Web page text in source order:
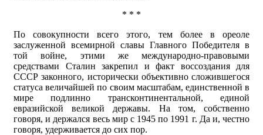
* * *
По совокупности всего этого, тем более в ореоле
заслуженной всемирной славы Главного Победителя в
той войне, этими же международно-правовыми
средствами Сталин закрепил и факт воссоздания для
СССР законного, исторически объективно сложившегося
статуса величайшей по своим масштабам, единственной в
мире подлинно трансконтинентальной, единой
евразийской великой державы. На том, собственно
говоря, и держался весь мир с 1945 по 1991 г. Да и, честно
говоря, удерживается до сих пор.